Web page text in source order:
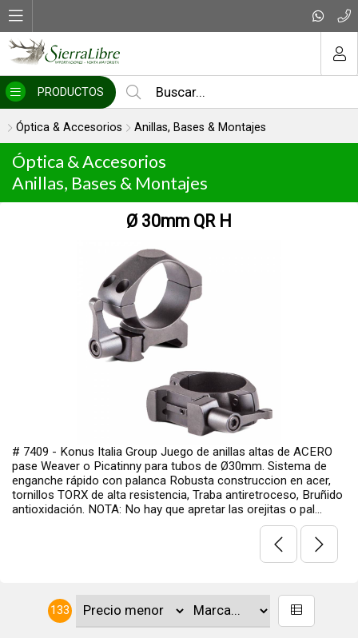
PRODUCTOS
Óptica & Accesorios Anillas, Bases & Montajes
Óptica & Accesorios
Anillas, Bases & Montajes
ACERO
de
en acer,
Bruñido
o pal...
30mm MED. TI
# 49956 - LEUPOLD USA Anillas 30mm, Medianas.
Turn In Std. Color: Negro Matte. ATENCIÓN: Las
telescópicas, mecánicas, holográficas, de fibra
o similares, anillas, bases y montajes de cualquier
tienen cambio ni devolución. Son oportunamente
133